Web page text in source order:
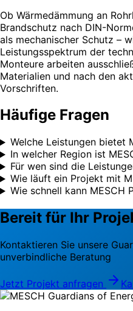
Ob Wärmedämmung an
Brandschutz nach DIN-
als mechanischer Schutz –
Leistungsspektrum der
Monteure arbeiten
Materialien und nach den
Vorschriften.
Häufige Fragen
Welche Leistungen bietet
In welcher Region ist
Für wen sind die
Wie läuft ein Projekt mit
Wie schnell kann MESCH
Bereit für Ihr
Kontaktieren Sie unsere
unverbindliche Beratung
Jetzt Projekt anfragen